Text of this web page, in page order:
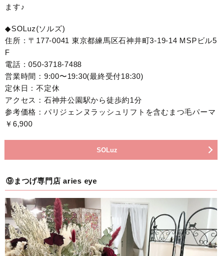
ます♪
◆SOLuz(ソルズ)
住所：〒177-0041 東京都練馬区石神井町3-19-14 MSPビル5
F
電話：050-3718-7488
営業時間：9:00〜19:30(最終受付18:30)
定休日：不定休
アクセス：石神井公園駅から徒歩約1分
参考価格：パリジェンヌラッシュリフトを含むまつ毛パーマ
￥6,900
SOLuz
⑨まつげ専門店 aries eye